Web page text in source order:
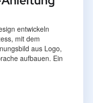
entwickeln
mit dem
aus Logo,
aufbauen. Ein